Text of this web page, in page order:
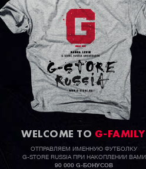
WELCOME TO G-FAMILY
ОТПРАВЛЯЕМ ИМЕННУЮ ФУТБОЛКУ
G-STORE RUSSIA ПРИ НАКОПЛЕНИИ ВАМИ
90 000 G-БОНУСОВ